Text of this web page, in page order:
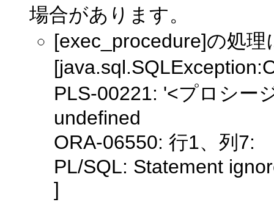
場合があります。
[exec_procedure]の処
PLS-00221: '<プロシー
undefined
ORA-06550: 行1、列7:
PL/SQL: Statement
]